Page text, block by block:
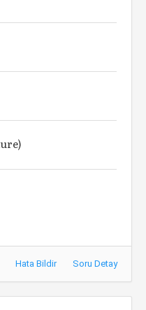
Hata Bildir Soru Detay